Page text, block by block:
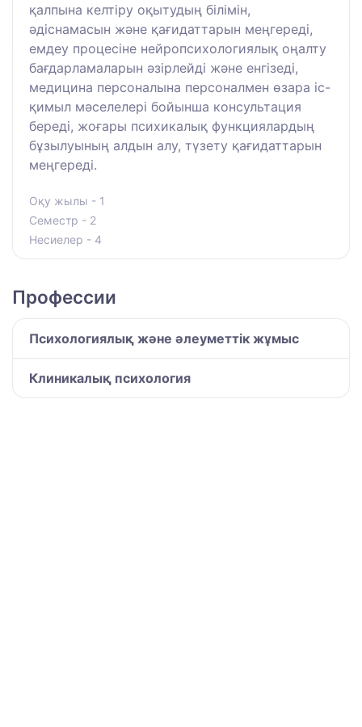
қалпына келтіру оқытудың білімін,
әдіснамасын және қағидаттарын меңгереді,
емдеу процесіне нейропсихологиялық оңалту
бағдарламаларын әзірлейді және енгізеді,
медицина персоналына персоналмен өзара іс-
қимыл мәселелері бойынша консультация
береді, жоғары психикалық функциялардың
бұзылуының алдын алу, түзету қағидаттарын
меңгереді.
Оқу жылы - 1
Семестр - 2
Несиелер - 4
Профессии
Психологиялық және әлеуметтік жұмыс
Клиникалық психология